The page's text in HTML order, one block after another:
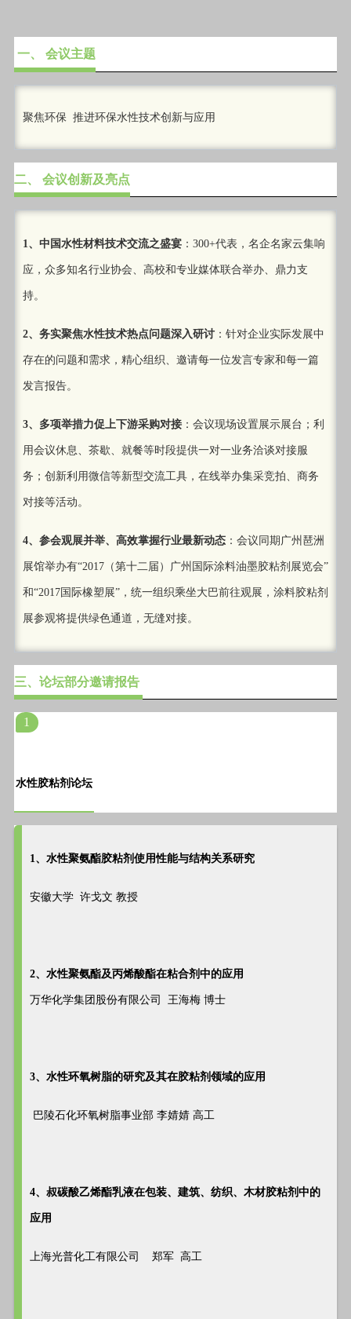
一、 会议主题
聚焦环保 推进环保水性技术创新与应用
二、 会议创新及亮点
1、中国水性材料技术交流之盛宴 ：300+代表，名企名家云集响
应，众多知名行业协会、高校和专业媒体联合举办、鼎力支
持。
2、务实聚焦水性技术热点问题深入研讨 ：针对企业实际发展中
存在的问题和需求，精心组织、邀请每一位发言专家和每一篇
发言报告。
3、多项举措力促上下游采购对接 ：会议现场设置展示展台；利
用会议休息、茶歇、就餐等时段提供一对一业务洽谈对接服
务；创新利用微信等新型交流工具，在线举办集采竞拍、商务
对接等活动。
4、参会观展并举、高效掌握行业最新动态 ：会议同期广州琶洲
展馆举办有“2017（第十二届）广州国际涂料油墨胶粘剂展览会”
和“2017国际橡塑展”，统一组织乘坐大巴前往观展，涂料胶粘剂
展参观将提供绿色通道，无缝对接。
三、论坛部分邀请报告
1
水性胶粘剂论坛
1、水性聚氨酯胶粘剂使用性能与结构关系研究
安徽大学 许戈文 教授
2、水性聚氨酯及丙烯酸酯在粘合剂中的应用
万华化学集团股份有限公司 王海梅 博士
3、水性环氧树脂的研究及其在胶粘剂领域的应用
巴陵石化环氧树脂事业部 李婧婧 高工
4、叔碳酸乙烯酯乳液在包装、建筑、纺织、木材胶粘剂中的
应用
上海光普化工有限公司 郑军 高工